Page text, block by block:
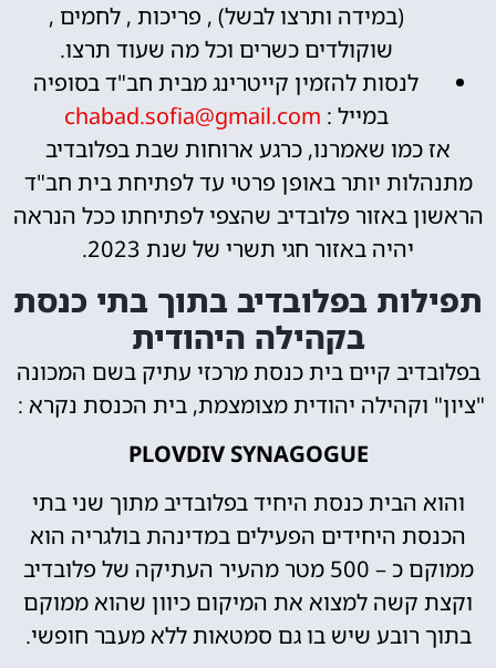
(במידה ותרצו לבשל) , פריכות , לחמים ,
שוקולדים כשרים וכל מה שעוד תרצו.
לנסות להזמין קייטרינג מבית חב"ד בסופיה
chabad.sofia@gmail.com
שאמרנו, כרגע ארוחות שבת בפלובדיב
יותר באופן פרטי עד לפתיחת בית חב"ד
באזור פלובדיב שהצפי לפתיחתו ככל הנראה
יהיה באזור חגי תשרי של שנת 2023.
בפלובדיב בתוך בתי כנסת
בקהילה היהודית
קיים בית כנסת מרכזי עתיק בשם המכונה
וקהילה יהודית מצומצמת, בית הכנסת נקרא :
PLOVDIV SYNAGOGUE
הבית כנסת היחיד בפלובדיב מתוך שני בתי
היחידים הפעילים במדינהת בולגריה הוא
ממוקם כ – 500 מטר מהעיר העתיקה של פלובדיב
קשה למצוא את המיקום כיוון שהוא ממוקם
רובע שיש בו גם סמטאות ללא מעבר חופשי.